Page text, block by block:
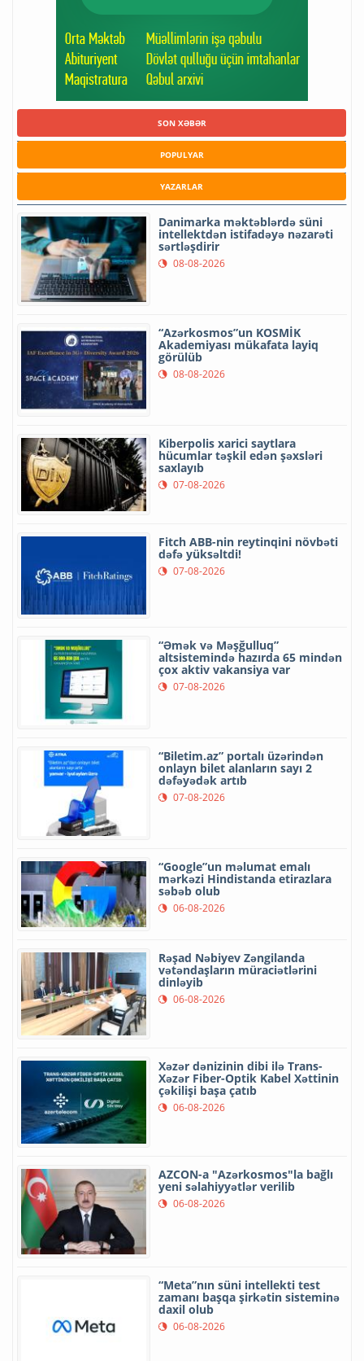
SON XƏBƏR
POPULYAR
YAZARLAR
Danimarka məktəblərdə süni
intellektdən istifadəyə nəzarəti
sərtləşdirir
08-08-2026
“Azərkosmos”un KOSMİK
Akademiyası mükafata layiq
görülüb
08-08-2026
Kiberpolis xarici saytlara
hücumlar təşkil edən şəxsləri
saxlayıb
07-08-2026
Fitch ABB-nin reytinqini növbəti
dəfə yüksəltdi!
07-08-2026
“Əmək və Məşğulluq”
altsistemində hazırda 65 mindən
çox aktiv vakansiya var
07-08-2026
“Biletim.az” portalı üzərindən
onlayn bilet alanların sayı 2
dəfəyədək artıb
07-08-2026
“Google”un məlumat emalı
mərkəzi Hindistanda etirazlara
səbəb olub
06-08-2026
Rəşad Nəbiyev Zəngilanda
vətəndaşların müraciətlərini
dinləyib
06-08-2026
Xəzər dənizinin dibi ilə Trans-
Xəzər Fiber-Optik Kabel Xəttinin
çəkilişi başa çatıb
06-08-2026
AZCON-a "Azərkosmos"la bağlı
yeni səlahiyyətlər verilib
06-08-2026
“Meta”nın süni intellekti test
zamanı başqa şirkətin sisteminə
daxil olub
06-08-2026